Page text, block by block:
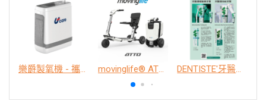
樂爵製氧機 - 攜帶型 movinglife® ATTO新世代電動代步車 經典款 DENTISTE'牙醫選極敏感牙膏、抗蛀牙膏